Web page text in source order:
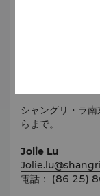
Award,
Top 10
シャングリ・ラ
らまで。
Jolie Lu
電話： (86 25)